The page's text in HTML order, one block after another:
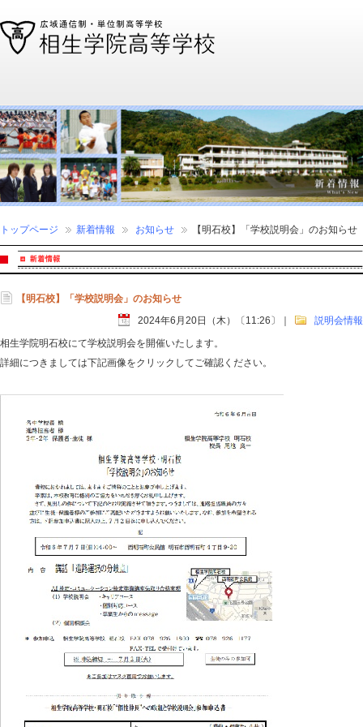
トップページ 新着情報 お知らせ 【明石校】「学校説明会」のお知らせ
【明石校】「学校説明会」のお知らせ
2024年6月20日（木）〔11:26〕
説明会情報
相生学院明石校にて学校説明会を開催いたします。
詳細につきましては下記画像をクリックしてご確認ください。